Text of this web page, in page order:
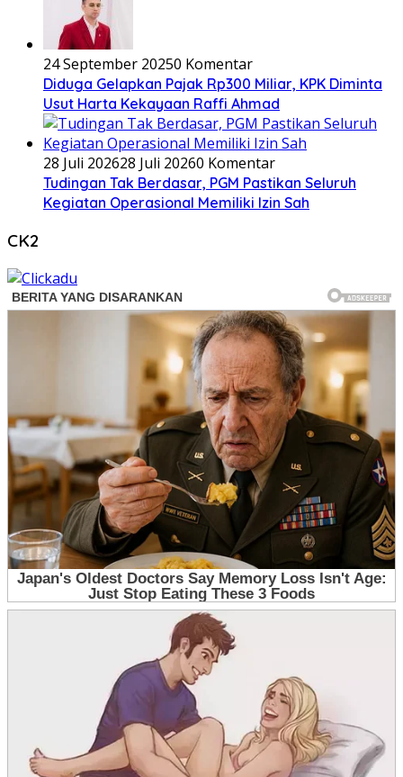
24 September 20250 Komentar
Diduga Gelapkan Pajak Rp300 Miliar, KPK Diminta
Usut Harta Kekayaan Raffi Ahmad
28 Juli 202628 Juli 20260 Komentar
Tudingan Tak Berdasar, PGM Pastikan Seluruh
Kegiatan Operasional Memiliki Izin Sah
CK2